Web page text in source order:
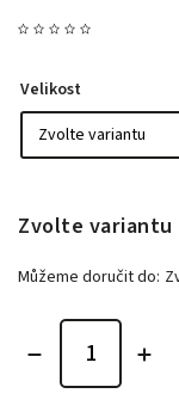
Velikost
Zvolte variantu
Můžeme doručit do: